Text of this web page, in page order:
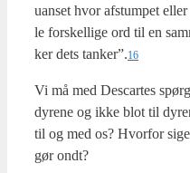
uan­set hvor afstum­pet
le for­skel­li­ge ord til en
ker dets tanker”.16
Vi må med Descar­tes
dyre­ne og ikke blot til
til og med os? Hvor­for
gør ondt?